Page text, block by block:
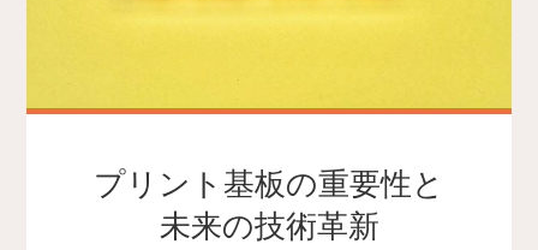
プリント基板の重要性と
未来の技術革新